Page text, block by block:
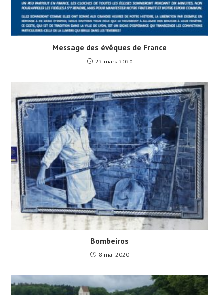
Message des évêques de France
22 mars 2020
Bombeiros
8 mai 2020